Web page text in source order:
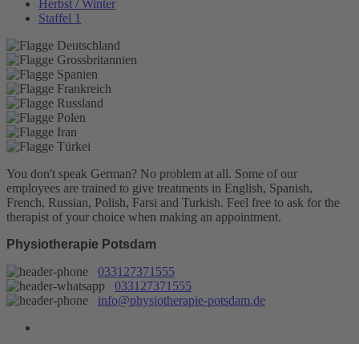
Herbst / Winter
Staffel 1
You don't speak German? No problem at all. Some of our
employees are trained to give treatments in English, Spanish,
French, Russian, Polish, Farsi and Turkish. Feel free to ask for the
therapist of your choice when making an appointment.
Physiotherapie Potsdam
033127371555
033127371555
info@physiotherapie-potsdam.de